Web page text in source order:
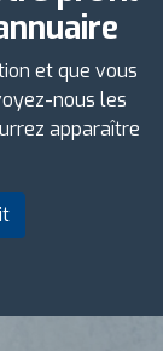
et que vous
nous les
apparaître